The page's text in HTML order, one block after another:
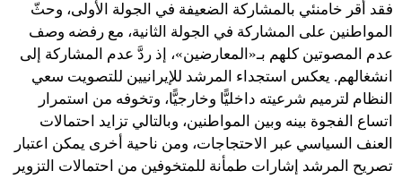
فقد أقر خامنئي بالمشاركة الضعيفة في الجولة الأولى، وحثّ
المواطنين على المشاركة في الجولة الثانية، مع رفضه وصف
عدم المصوتين كلهم بـ«المعارضين»، إذ ردَّ عدم المشاركة إلى
انشغالهم. يعكس استجداء المرشد للإيرانيين للتصويت سعي
النظام لترميم شرعيته داخليًّا وخارجيًّا، وتخوفه من استمرار
اتساع الفجوة بينه وبين المواطنين، وبالتالي تزايد احتمالات
العنف السياسي عبر الاحتجاجات، ومن ناحية أخرى يمكن اعتبار
تصريح المرشد إشارات طمأنة للمتخوفين من احتمالات التزوير